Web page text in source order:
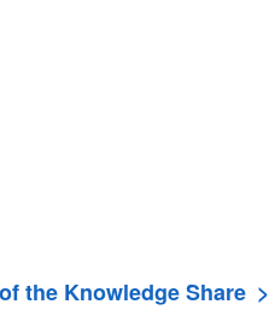
the Knowledge Share